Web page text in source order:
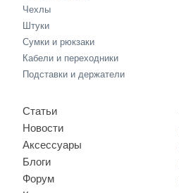
Чехлы
Штуки
Сумки и рюкзаки
Кабели и переходники
Подставки и держатели
Статьи
Новости
Аксессуары
Блоги
Форум